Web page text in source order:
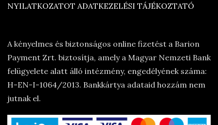
NYILATKOZATOT ADATKEZELÉSI TÁJÉKOZTATÓ
A kényelmes és biztonságos online fizetést a Barion
Payment Zrt. biztosítja, amely a Magyar Nemzeti Bank
felügyelete alatt álló intézmény, engedélyének száma:
H-EN-I-1064/2013. Bankkártya adataid hozzám nem
jutnak el.